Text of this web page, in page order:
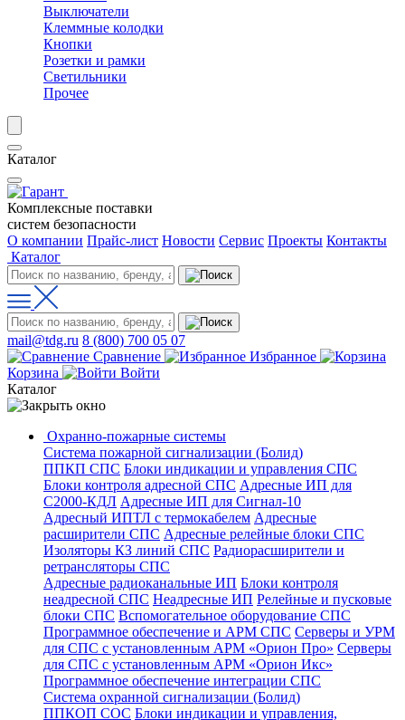
Выключатели
Клеммные колодки
Кнопки
Розетки и рамки
Светильники
Прочее
Каталог
Комплексные поставки
систем безопасности
О компании Прайс-лист Новости Сервис Проекты Контакты
Каталог
mail@tdg.ru 8 (800) 700 05 07
Сравнение
Избранное
Корзина
Войти
Каталог
Охранно-пожарные системы
Система пожарной сигнализации (Болид)
ППКП СПС Блоки индикации и управления СПС
Блоки контроля адресной СПС Адресные ИП для
С2000-КДЛ Адресные ИП для Сигнал-10
Адресный ИПТЛ с термокабелем Адресные
расширители СПС Адресные релейные блоки СПС
Изоляторы КЗ линий СПС Радиорасширители и
ретрансляторы СПС
Адресные радиоканальные ИП Блоки контроля
неадресной СПС Неадресные ИП Релейные и пусковые
блоки СПС Вспомогательное оборудование СПС
Программное обеспечение и АРМ СПС Серверы и УРМ
для СПС с установленным АРМ «Орион Про» Серверы
для СПС с установленным АРМ «Орион Икс»
Программное обеспечение интеграции СПС
Система охранной сигнализации (Болид)
ППКОП СОС Блоки индикации и управления,